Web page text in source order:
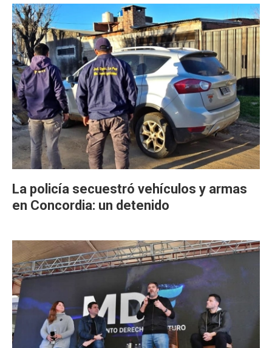
La policía secuestró vehículos y armas
en Concordia: un detenido